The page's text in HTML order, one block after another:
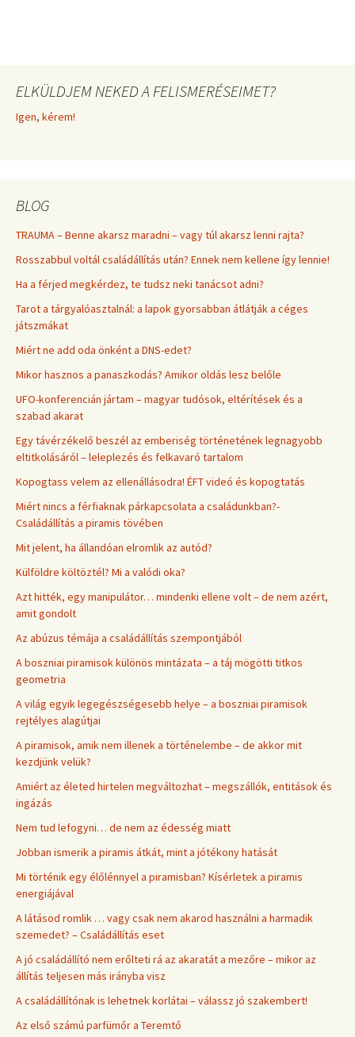
ELKÜLDJEM NEKED A FELISMERÉSEIMET?
Igen, kérem!
BLOG
TRAUMA – Benne akarsz maradni – vagy túl akarsz lenni rajta?
Rosszabbul voltál családállítás után? Ennek nem kellene így lennie!
Ha a férjed megkérdez, te tudsz neki tanácsot adni?
Tarot a tárgyalóasztalnál: a lapok gyorsabban átlátják a céges
játszmákat
Miért ne add oda önként a DNS-edet?
Mikor hasznos a panaszkodás? Amikor oldás lesz belőle
UFO-konferencián jártam – magyar tudósok, eltérítések és a
szabad akarat
Egy távérzékelő beszél az emberiség történetének legnagyobb
eltitkolásáról – leleplezés és felkavaró tartalom
Kopogtass velem az ellenállásodra! ÉFT videó és kopogtatás
Miért nincs a férfiaknak párkapcsolata a családunkban?-
Családállítás a piramis tövében
Mit jelent, ha állandóan elromlik az autód?
Külföldre költöztél? Mi a valódi oka?
Azt hitték, egy manipulátor… mindenki ellene volt – de nem azért,
amit gondolt
Az abúzus témája a családállítás szempontjából
A boszniai piramisok különös mintázata – a táj mögötti titkos
geometria
A világ egyik legegészségesebb helye – a boszniai piramisok
rejtélyes alagútjai
A piramisok, amik nem illenek a történelembe – de akkor mit
kezdjünk velük?
Amiért az életed hirtelen megváltozhat – megszállók, entitások és
ingázás
Nem tud lefogyni… de nem az édesség miatt
Jobban ismerik a piramis átkát, mint a jótékony hatását
Mi történik egy élőlénnyel a piramisban? Kísérletek a piramis
energiájával
A látásod romlik … vagy csak nem akarod használni a harmadik
szemedet? – Családállítás eset
A jó családállító nem erőlteti rá az akaratát a mezőre – mikor az
állítás teljesen más irányba visz
A családállítónak is lehetnek korlátai – válassz jó szakembert!
Az első számú parfümőr a Teremtő